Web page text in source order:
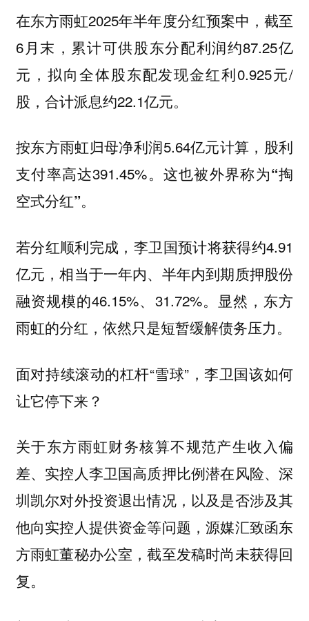
在东方雨虹2025年半年度分红预案中，截至
6月末，累计可供股东分配利润约87.25亿
元，拟向全体股东配发现金红利0.925元/
股，合计派息约22.1亿元。
按东方雨虹归母净利润5.64亿元计算，股利
支付率高达391.45%。 这也被外界称为“掏
空式分红”。
若分红顺利完成，李卫国预计将获得约4.91
亿元，相当于一年内、半年内到期质押股份
融资规模的46.15%、31.72%。显然，东方
雨虹的分红，依然只是短暂缓解债务压力。
面对持续滚动的杠杆“雪球”，李卫国该如何
让它停下来？
关于东方雨虹财务核算不规范产生收入偏
差、实控人李卫国高质押比例潜在风险、深
圳凯尔对外投资退出情况，以及是否涉及其
他向实控人提供资金等问题，源媒汇致函东
方雨虹董秘办公室，截至发稿时尚未获得回
复。